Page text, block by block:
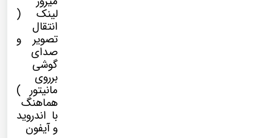
لینک (
انتقال
تصویر و
صدای
گوشی
برروی
مانیتور )
هماهنگ
با اندروید
و آیفون